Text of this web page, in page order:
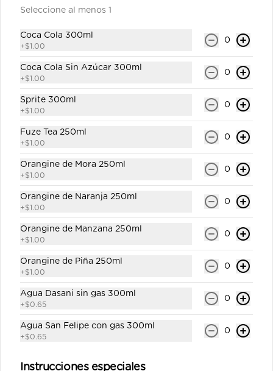
Conócenos
Términos y condiciones
Política de privacidad
Redes sociales
Instagram
Facebook
Seleccione al menos 1
Coca Cola 300ml
+$1.00
0
Coca Cola Sin Azúcar 300ml
+$1.00
0
Sprite 300ml
+$1.00
0
Fuze Tea 250ml
+$1.00
0
Orangine de Mora 250ml
+$1.00
0
Orangine de Naranja 250ml
+$1.00
0
Orangine de Manzana 250ml
+$1.00
0
Orangine de Piña 250ml
+$1.00
0
Agua Dasani sin gas 300ml
+$0.65
0
Agua San Felipe con gas 300ml
+$0.65
0
Instrucciones especiales